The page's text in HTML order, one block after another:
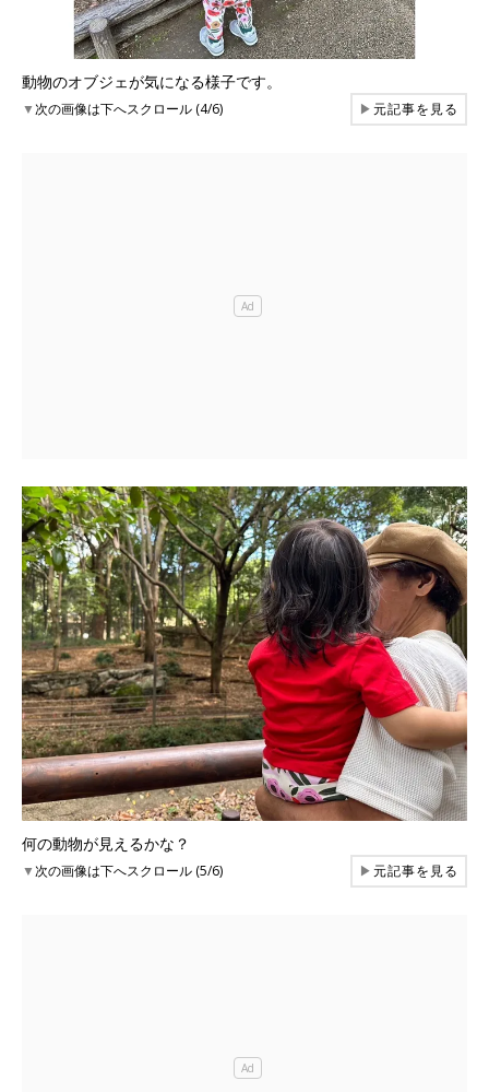
動物のオブジェが気になる様子です。
▼次の画像は下へスクロール (4/6) ▶元記事を見る
何の動物が見えるかな？
▼次の画像は下へスクロール (5/6) ▶元記事を見る